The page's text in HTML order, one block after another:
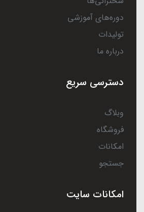
دوره‌های آموزشی
تولیدات
درباره ما
دسترسی سریع
وبلاگ
فروشگاه
امکانات
جستجو
امکانات سایت